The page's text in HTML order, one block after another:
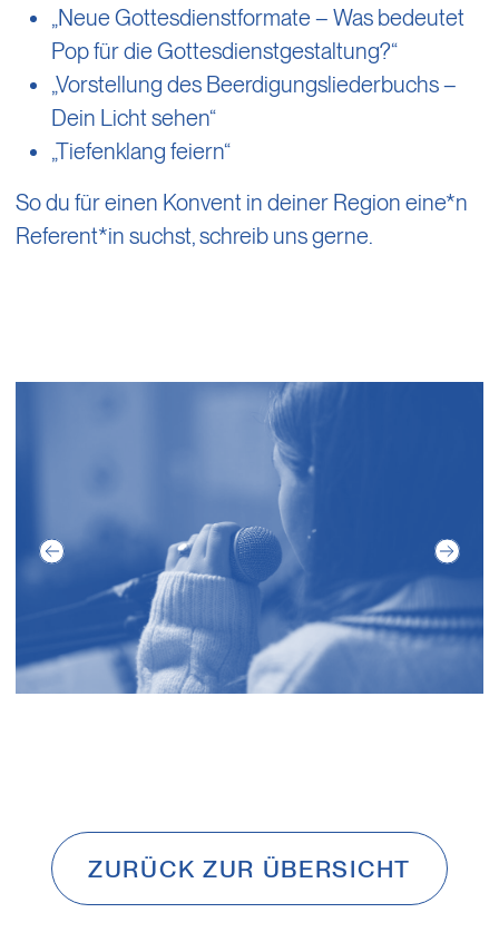
„Neue Gottesdienstformate – Was bedeutet
Pop für die Gottesdienstgestaltung?“
„Vorstellung des Beerdigungsliederbuchs –
Dein Licht sehen“
„Tiefenklang feiern“
So du für einen Konvent in deiner Region eine*n
Referent*in suchst, schreib uns gerne.
Previous Next
ZURÜCK ZUR ÜBERSICHT